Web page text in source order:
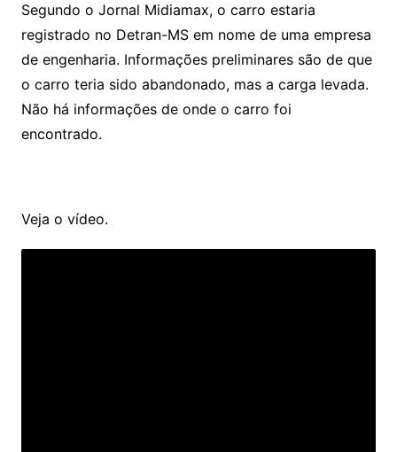
Segundo o Jornal Midiamax, o carro estaria
registrado no Detran-MS em nome de uma empresa
de engenharia. Informações preliminares são de que
o carro teria sido abandonado, mas a carga levada.
Não há informações de onde o carro foi
encontrado.
Veja o vídeo.